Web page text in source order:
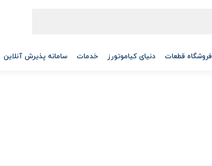
فروشگاه قطعات دنیای کیاموتورز خدمات سامانه پذیرش آنلاین